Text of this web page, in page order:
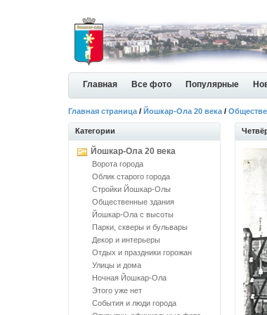
Главная Все фото Популярные
Главная страница / Йошкар-Ола 20 века /
Категории
Йошкар-Ола 20 века
Ворота города
Облик старого города
Стройки Йошкар-Олы
Общественные здания
Йошкар-Ола с высоты
Парки, скверы и бульвары
Декор и интерьеры
Отдых и праздники горожан
Улицы и дома
Ночная Йошкар-Ола
Этого уже нет
События и люди города